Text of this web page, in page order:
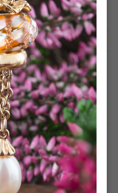
DE PROMOTIES
Trollbeads Paarse Jade
SIERADEN
Trollbeads
paarse jade, rond
SIERADEN